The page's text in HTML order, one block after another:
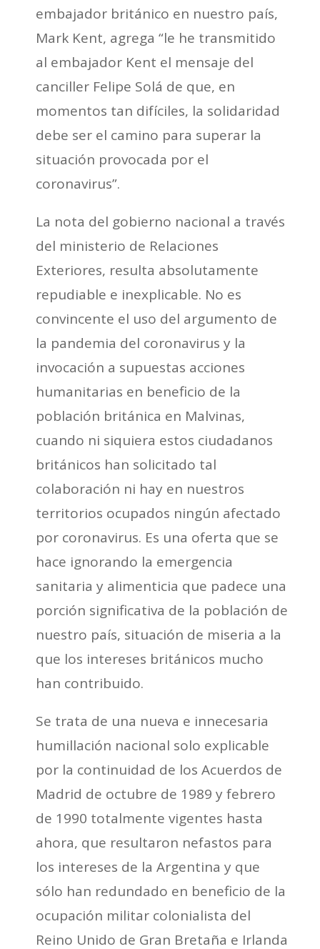
embajador británico en nuestro país,
Mark Kent, agrega “le he transmitido
al embajador Kent el mensaje del
canciller Felipe Solá de que, en
momentos tan difíciles, la solidaridad
debe ser el camino para superar la
situación provocada por el
coronavirus”.
La nota del gobierno nacional a través
del ministerio de Relaciones
Exteriores, resulta absolutamente
repudiable e inexplicable. No es
convincente el uso del argumento de
la pandemia del coronavirus y la
invocación a supuestas acciones
humanitarias en beneficio de la
población británica en Malvinas,
cuando ni siquiera estos ciudadanos
británicos han solicitado tal
colaboración ni hay en nuestros
territorios ocupados ningún afectado
por coronavirus. Es una oferta que se
hace ignorando la emergencia
sanitaria y alimenticia que padece una
porción significativa de la población de
nuestro país, situación de miseria a la
que los intereses británicos mucho
han contribuido.
Se trata de una nueva e innecesaria
humillación nacional solo explicable
por la continuidad de los Acuerdos de
Madrid de octubre de 1989 y febrero
de 1990 totalmente vigentes hasta
ahora, que resultaron nefastos para
los intereses de la Argentina y que
sólo han redundado en beneficio de la
ocupación militar colonialista del
Reino Unido de Gran Bretaña e Irlanda